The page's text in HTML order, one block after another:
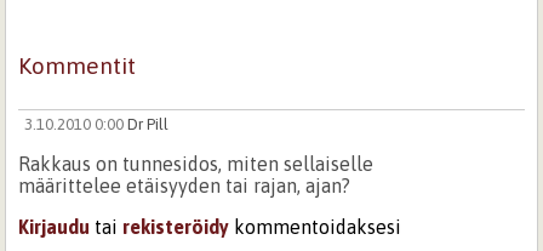
Kommentit
3.10.2010 0:00 Dr Pill
Rakkaus on tunnesidos, miten sellaiselle
määrittelee etäisyyden tai rajan, ajan?
Kirjaudu tai rekisteröidy kommentoidaksesi